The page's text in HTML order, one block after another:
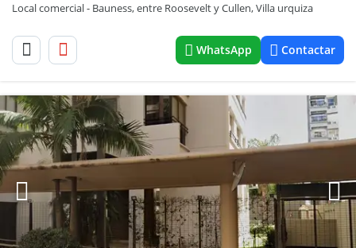
Local comercial - Bauness, entre Roosevelt y Cullen, Villa urquiza
WhatsApp Contactar